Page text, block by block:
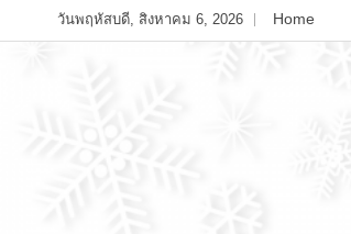
to
วันพฤหัสบดี, สิงหาคม 6, 2026 Home